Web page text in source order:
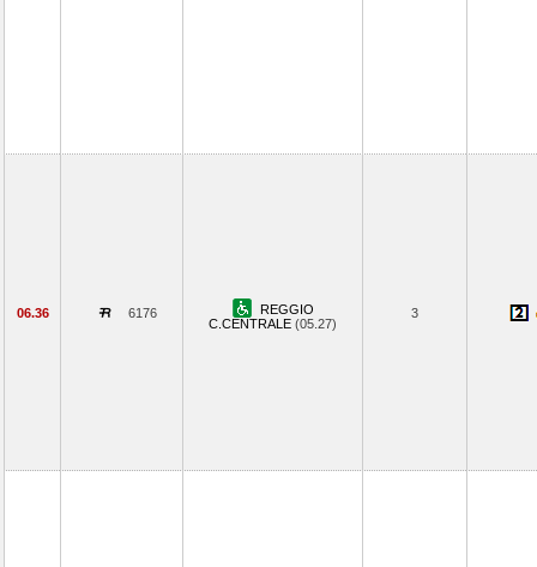
06.36 6176
REGGIO
C.CENTRALE (05.27)
3